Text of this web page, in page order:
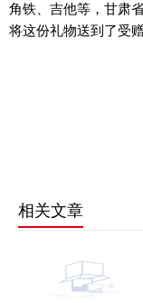
角铁、吉他等，甘肃
将这份礼物送到了受
相关文章